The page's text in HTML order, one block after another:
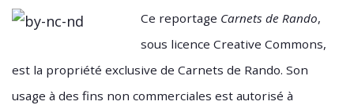
Ce reportage Carnets de Rando,
sous licence Creative Commons,
est la propriété exclusive de Carnets de Rando. Son
usage à des fins non commerciales est autorisé à